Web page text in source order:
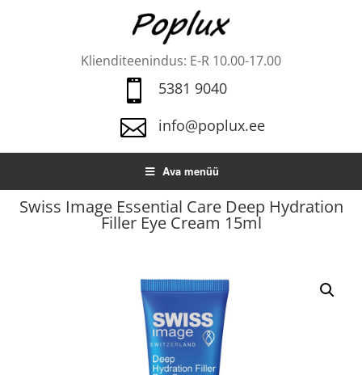
Klienditeenindus: E-R 10.00-17.00
 5381 9040
 info@poplux.ee
Ava menüü
Swiss Image Essential Care Deep Hydration
Filler Eye Cream 15ml